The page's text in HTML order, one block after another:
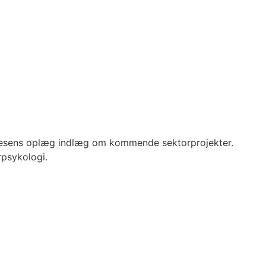
oplæg indlæg om kommende sektorprojekter.